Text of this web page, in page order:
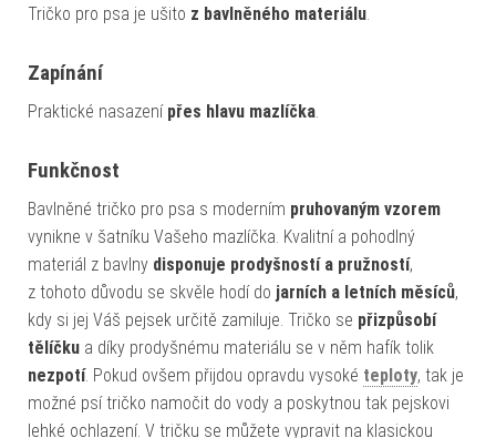
Tričko pro psa je ušito z bavlněného materiálu
Zapínání
Praktické nasazení přes hlavu mazlíčka
Funkčnost
Bavlněné tričko pro psa s moderním pruhovaným vzorem
vynikne v šatníku Vašeho mazlíčka. Kvalitní a pohodlný
materiál z bavlny disponuje prodyšností a pružností,
z tohoto důvodu se skvěle hodí do jarních a letních měsíců,
kdy si jej Váš pejsek určitě zamiluje. Tričko se přizpůsobí
tělíčku a díky prodyšnému materiálu se v něm hafík tolik
nezpotí. Pokud ovšem přijdou opravdu vysoké teploty, tak je
možné psí tričko namočit do vody a poskytnou tak pejskovi
lehké ochlazení. V tričku se můžete vypravit na klasickou